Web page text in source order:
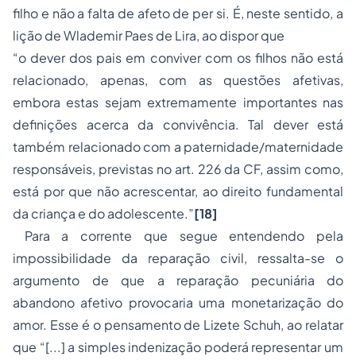
filho e não a falta de afeto de per si. É, neste sentido, a
lição de Wlademir Paes de Lira, ao dispor que
“o dever dos pais em conviver com os filhos não está
relacionado, apenas, com as questões afetivas,
embora estas sejam extremamente importantes nas
definições acerca da convivência. Tal dever está
também relacionado com a paternidade/maternidade
responsáveis, previstas no art. 226 da CF, assim como,
está por que não acrescentar, ao direito fundamental
da criança e do adolescente.”[18]
Para a corrente que segue entendendo pela
impossibilidade da reparação civil, ressalta-se o
argumento de que a reparação pecuniária do
abandono afetivo provocaria uma monetarização do
amor. Esse é o pensamento de Lizete Schuh, ao relatar
que “[...] a simples indenização poderá representar um